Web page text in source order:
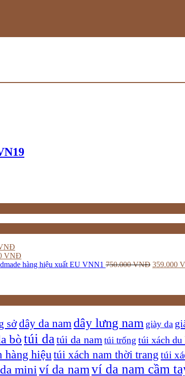
VNĐ
hàng hiệu xuất EU VNN1 750.000VNĐ 359.000
sởdây da nam dây lưng nam giày da
bòtúi da túi da namtúi trống túi xách du
hàng hiệu túi xách nam thời trang túi
mini ví da namví da nam cầm